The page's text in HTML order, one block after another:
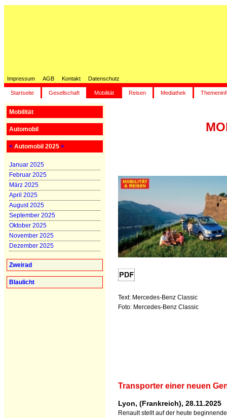
Impressum AGB Kontakt Datenschutz
Startseite Gesellschaft Mobilität Reisen Mediathek
Mobilität
Automobil
< Automobil 2025 >
Januar 2025
Februar 2025
März 2025
April 2025
August 2025
September 2025
Oktober 2025
November 2025
Dezember 2025
Zweirad
Blaulicht
Text: Mercedes-Benz Classic
Foto: Mercedes-Benz Classic
Transporter einer neuen
Lyon, (Frankreich), 28.11.2025
Renault stellt auf der heute